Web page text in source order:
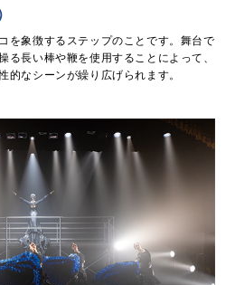
を象徴するステップのことです。舞台で
る長い棒や鞭を使用することによって、
なシーンが繰り広げられます。